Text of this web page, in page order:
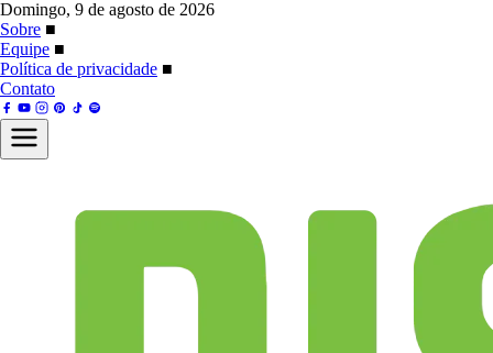
Domingo, 9 de agosto de 2026
Sobre ■
Equipe ■
Política de privacidade ■
Contato